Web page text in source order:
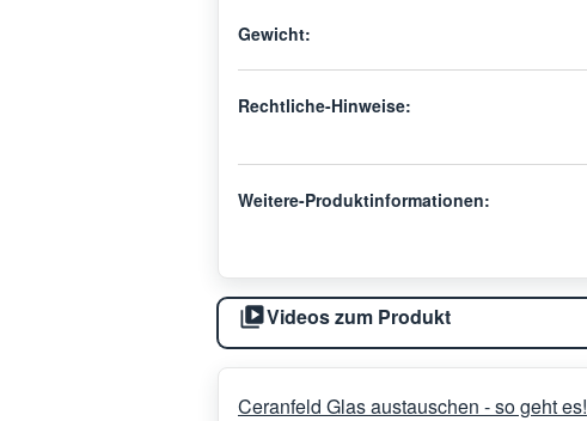
Gewicht:
Rechtliche-Hinweise:
Weitere-Produktinformationen:
Videos zum Produkt
Ceranfeld Glas austauschen - so geht es!